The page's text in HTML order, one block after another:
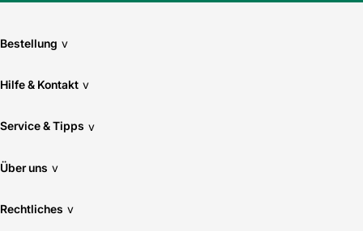
Bestellung v
Hilfe & Kontakt v
Service & Tipps v
Über uns v
Rechtliches v